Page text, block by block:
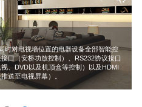
客人来访时说完唤醒词后，只需下达“沏
、关闭水龙头及烧水等一系列动作即可自
器外观精美、小巧，与插座尺寸相同，
会影响电视墙的美观。
| 本地视频大屏播放 实时同屏，流畅播
看、操作，享受大屏带来的震撼视野，
求。
时对电视墙位置的电器设备全部智能控
口（安桥功放控制）、RS232协议接口
、DVD以及机顶盒等控制）以及HDMI
送至电视屏幕）。